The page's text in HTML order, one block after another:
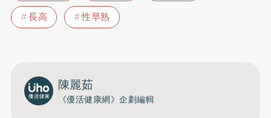
長高
性早熟
陳麗茹
《優活健康網》企劃編輯